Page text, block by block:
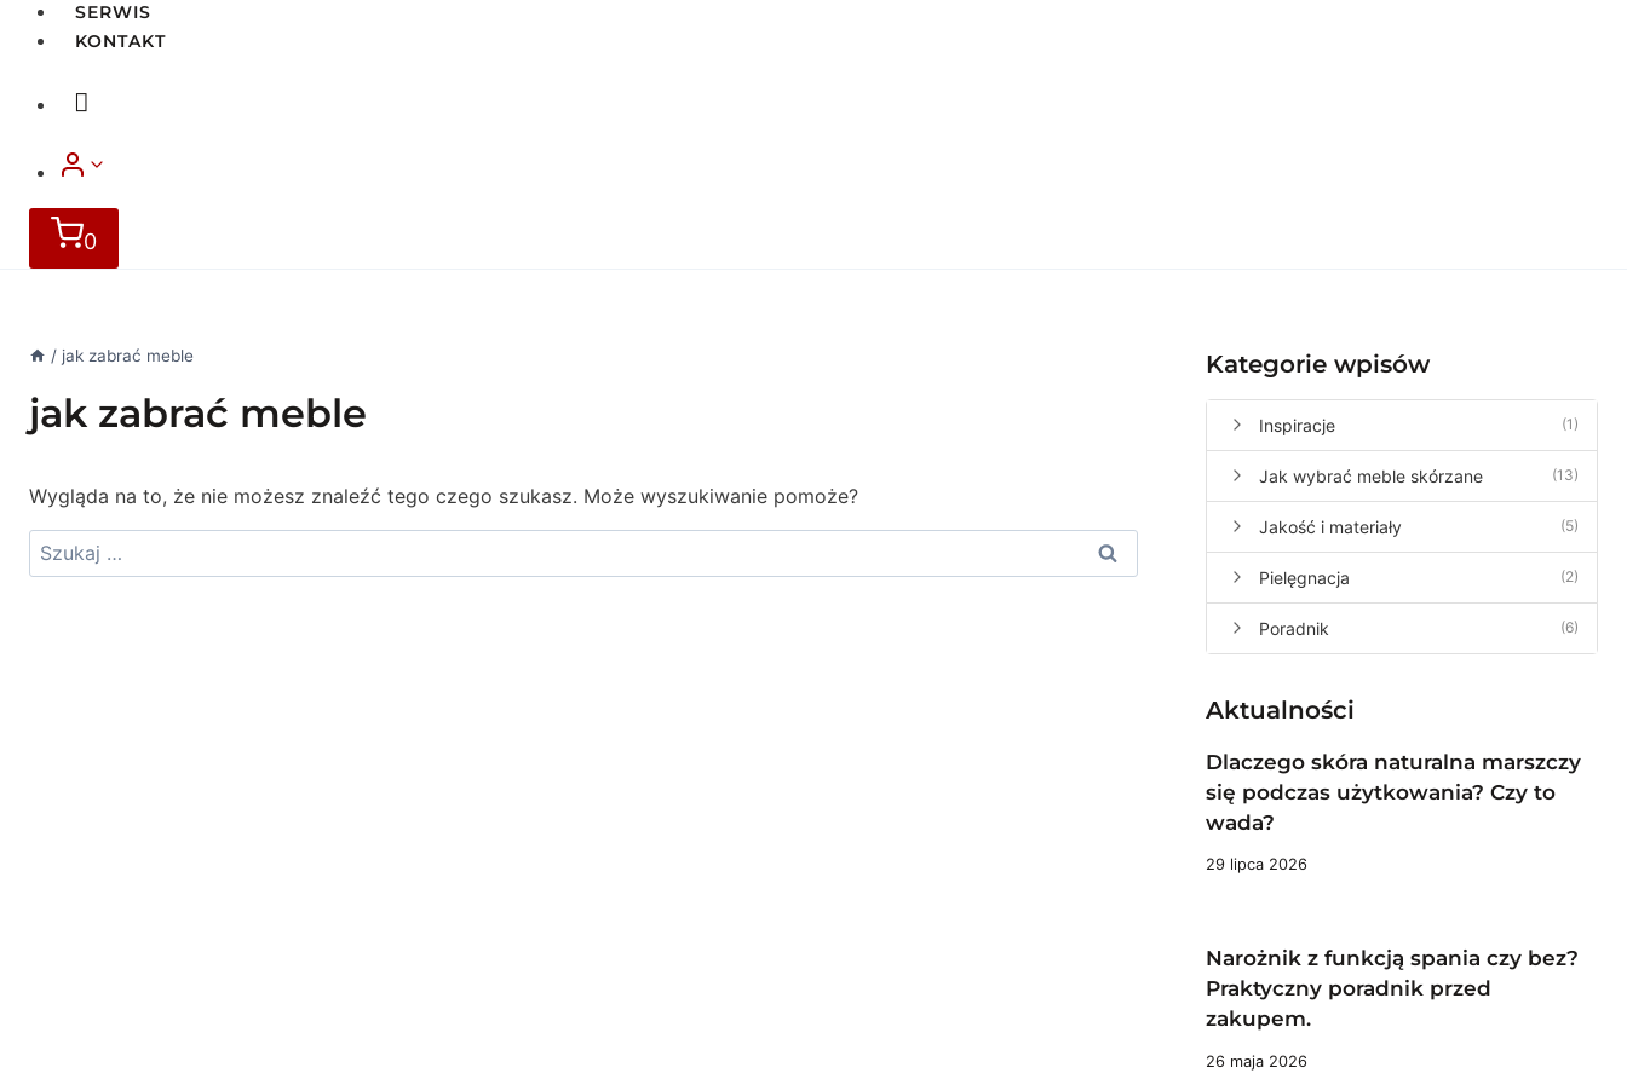
SERWIS
KONTAKT
0
/ jak zabrać meble
jak zabrać meble
Wygląda na to, że nie możesz znaleźć tego czego szukasz. Może wyszukiwanie pomoże?
Szukaj:
Kategorie wpisów
Inspiracje (1)
Jak wybrać meble skórzane (13)
Jakość i materiały (5)
Pielęgnacja (2)
Poradnik (6)
Aktualności
Dlaczego skóra naturalna marszczy
się podczas użytkowania? Czy to
wada?
29 lipca 2026
Narożnik z funkcją spania czy bez?
Praktyczny poradnik przed
zakupem.
26 maja 2026